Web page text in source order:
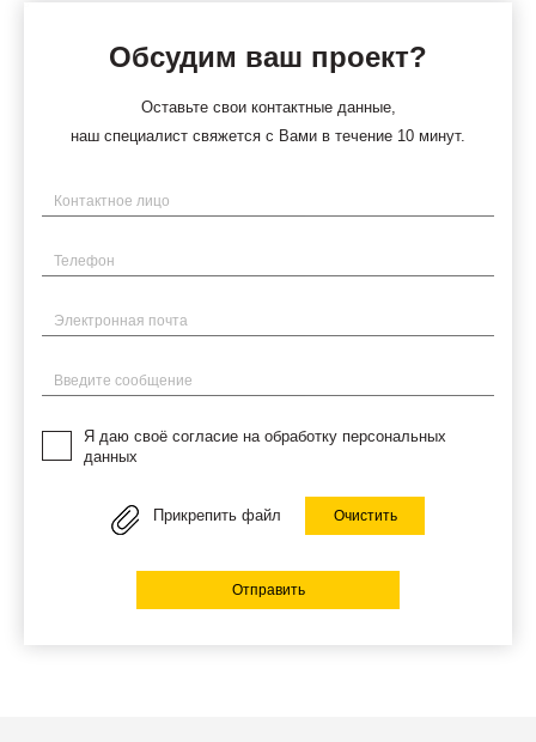
Обсудим ваш проект?
Оставьте свои контактные данные,
наш специалист свяжется с Вами в течение 10 минут.
Имя
Телефон
Электронная почта
Введите сообщение
Я даю своё согласие на обработку персональных
данных
Прикрепить файл Очистить
Отправить